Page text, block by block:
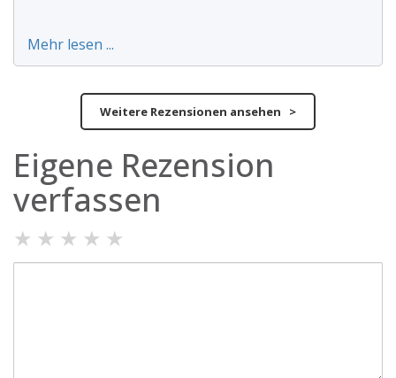
Mehr lesen ...
Weitere Rezensionen ansehen >
Eigene Rezension
verfassen
★ ★ ★ ★ ★